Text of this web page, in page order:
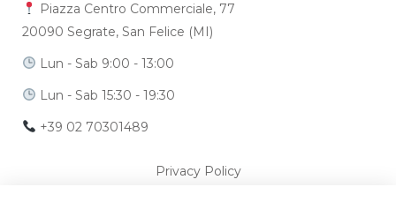
Piazza Centro Commerciale, 77
20090 Segrate, San Felice (MI)
Lun - Sab 9:00 - 13:00
Lun - Sab 15:30 - 19:30
+39 02 70301489
Privacy Policy